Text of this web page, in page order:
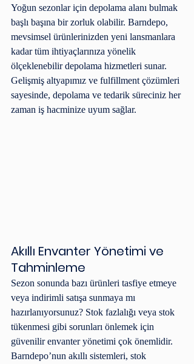
Yoğun sezonlar için depolama alanı bulmak
başlı başına bir zorluk olabilir. Barndepo,
mevsimsel ürünlerinizden yeni lansmanlara
kadar tüm ihtiyaçlarınıza yönelik
ölçeklenebilir depolama hizmetleri sunar.
Gelişmiş altyapımız ve fulfillment çözümleri
sayesinde, depolama ve tedarik süreciniz her
zaman iş hacminize uyum sağlar.
Akıllı Envanter Yönetimi ve
Tahminleme
Sezon sonunda bazı ürünleri tasfiye etmeye
veya indirimli satışa sunmaya mı
hazırlanıyorsunuz? Stok fazlalığı veya stok
tükenmesi gibi sorunları önlemek için
güvenilir envanter yönetimi çok önemlidir.
Barndepo’nun akıllı sistemleri, stok